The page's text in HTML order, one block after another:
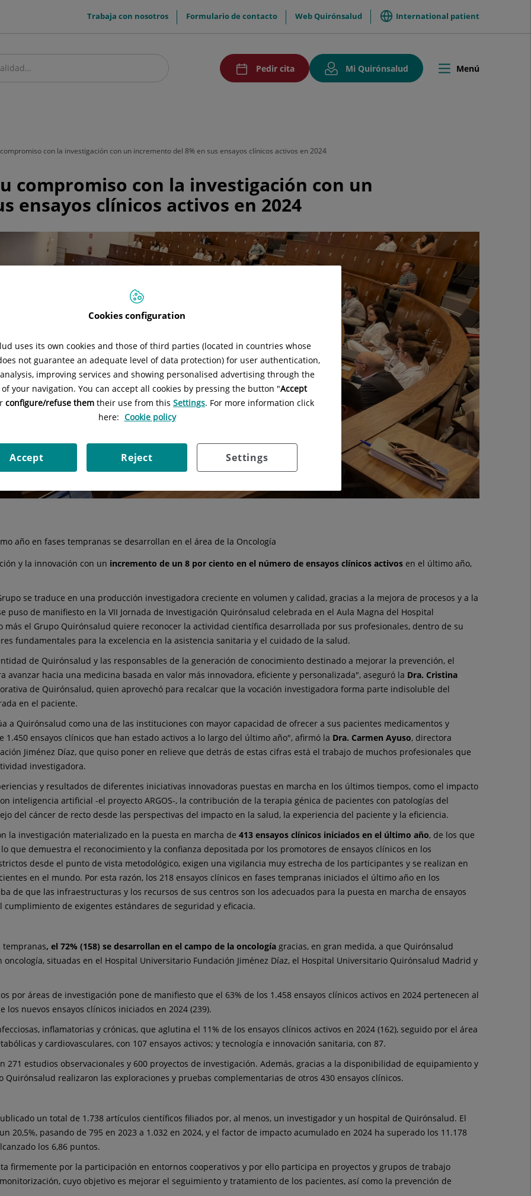
menuTop
Trabaja con nosotros Formulario de contacto Web Quirónsalud International patient
menuAcceso
Pedir cita Enlace
a
una
Mi Quirónsalud Este
enlace
se
Toggle
Menú
con la investigación con un incremento del 8% en sus ensayos clínicos activos en 2024
compromiso con la investigación con un
ensayos clínicos activos en 2024
año en fases tempranas se desarrollan en el área de la Oncología
y la innovación con un incremento de un 8 por ciento en el número de ensayos clínicos activos en el último año,
se traduce en una producción investigadora creciente en volumen y calidad, gracias a la mejora de procesos y a la
puso de manifiesto en la VII Jornada de Investigación Quirónsalud celebrada en el Aula Magna del Hospital
más el Grupo Quirónsalud quiere reconocer la actividad científica desarrollada por sus profesionales, dentro de su
fundamentales para la excelencia en la asistencia sanitaria y el cuidado de la salud.
de Quirónsalud y las responsables de la generación de conocimiento destinado a mejorar la prevención, el
hacia una medicina basada en valor más innovadora, eficiente y personalizada", aseguró la Dra. Cristina
de Quirónsalud, quien aprovechó para recalcar que la vocación investigadora forma parte indisoluble del
en el paciente.
a Quirónsalud como una de las instituciones con mayor capacidad de ofrecer a sus pacientes medicamentos y
ensayos clínicos que han estado activos a lo largo del último año", afirmó la Dra. Carmen Ayuso, directora
Jiménez Díaz, que quiso poner en relieve que detrás de estas cifras está el trabajo de muchos profesionales que
investigadora.
y resultados de diferentes iniciativas innovadoras puestas en marcha en los últimos tiempos, como el impacto
inteligencia artificial -el proyecto ARGOS-, la contribución de la terapia génica de pacientes con patologías del
del cáncer de recto desde las perspectivas del impacto en la salud, la experiencia del paciente y la eficiencia.
la investigación materializado en la puesta en marcha de 413 ensayos clínicos iniciados en el último año, de los que
que demuestra el reconocimiento y la confianza depositada por los promotores de ensayos clínicos en los
desde el punto de vista metodológico, exigen una vigilancia muy estrecha de los participantes y se realizan en
en el mundo. Por esta razón, los 218 ensayos clínicos en fases tempranas iniciados el último año en los
de que las infraestructuras y los recursos de sus centros son los adecuados para la puesta en marcha de ensayos
de exigentes estándares de seguridad y eficacia.
tempranas, el 72% (158) se desarrollan en el campo de la oncología gracias, en gran medida, a que Quirónsalud
situadas en el Hospital Universitario Fundación Jiménez Díaz, el Hospital Universitario Quirónsalud Madrid y
por áreas de investigación pone de manifiesto que el 63% de los 1.458 ensayos clínicos activos en 2024 pertenecen al
los nuevos ensayos clínicos iniciados en 2024 (239).
inflamatorias y crónicas, que aglutina el 11% de los ensayos clínicos activos en 2024 (162), seguido por el área
y cardiovasculares, con 107 ensayos activos; y tecnología e innovación sanitaria, con 87.
estudios observacionales y 600 proyectos de investigación. Además, gracias a la disponibilidad de equipamiento y
realizaron las exploraciones y pruebas complementarias de otros 430 ensayos clínicos.
un total de 1.738 artículos científicos filiados por, al menos, un investigador y un hospital de Quirónsalud. El
pasando de 795 en 2023 a 1.032 en 2024, y el factor de impacto acumulado en 2024 ha superado los 11.178
los 6,86 puntos.
firmemente por la participación en entornos cooperativos y por ello participa en proyectos y grupos de trabajo
cuyo objetivo es mejorar el seguimiento y tratamiento de los pacientes, así como la prevención de
Cookies configuration
uses its own cookies and those of third parties (located in countries whose
not guarantee an adequate level of data protection) for user authentication,
improving services and showing personalised advertising through the
your navigation. You can accept all cookies by pressing the button "Accept
configure/refuse them their use from this Settings. For more information click
here: Cookie policy
Settings
Reject
Accept